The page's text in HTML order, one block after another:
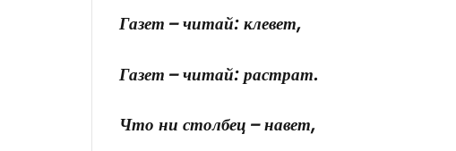
Газет – читай: клевет,
Газет – читай: растрат.
Что ни столбец – навет,